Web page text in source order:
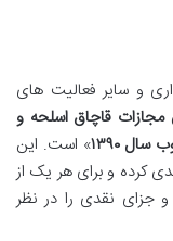
و سایر فعالیت های
مجازات قاچاق اسلحه و
۱۳۹۰
» است. این
کرده و برای هر یک از
جزای نقدی را در نظر